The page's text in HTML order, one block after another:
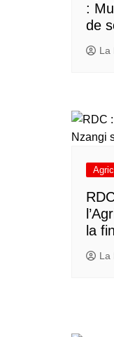
:
de
La
la
La